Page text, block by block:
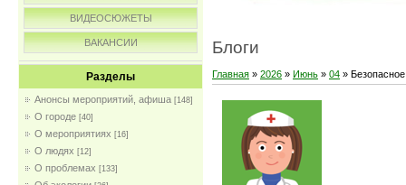
ВИДЕОСЮЖЕТЫ
ВАКАНСИИ
Разделы
Анонсы мероприятий, афиша [148]
О городе [40]
О мероприятиях [16]
О людях [12]
О проблемах [133]
Блоги
Главная » 2026 » Июнь » 04 »